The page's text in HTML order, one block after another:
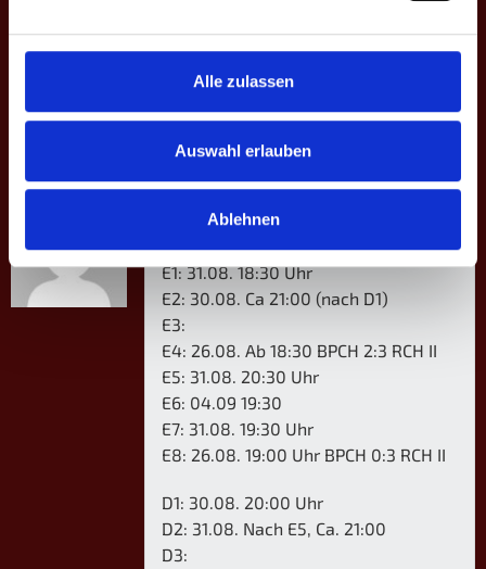
Alle zulassen
Auswahl erlauben
Ablehnen
4
8
Eric M.
Jana H. ♀
9:10 | 10:9 |
10:9 | 10:6
Termine
E1: 31.08. 18:30 Uhr
E2: 30.08. Ca 21:00 (nach D1)
E3:
E4: 26.08. Ab 18:30 BPCH 2:3 RCH II
E5: 31.08. 20:30 Uhr
E6: 04.09 19:30
E7: 31.08. 19:30 Uhr
E8: 26.08. 19:00 Uhr BPCH 0:3 RCH II
D1: 30.08. 20:00 Uhr
D2: 31.08. Nach E5, Ca. 21:00
D3: